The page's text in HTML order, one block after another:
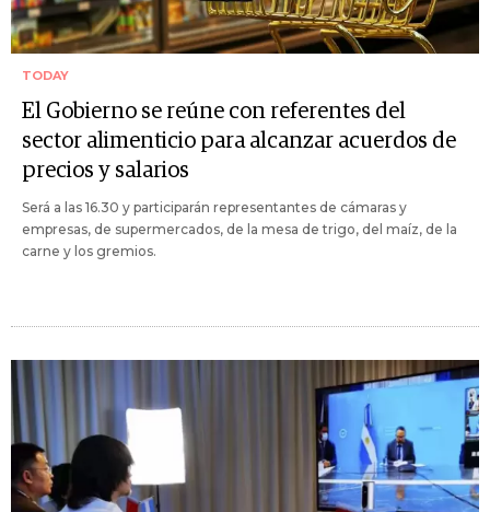
TODAY
El Gobierno se reúne con referentes del
sector alimenticio para alcanzar acuerdos de
precios y salarios
Será a las 16.30 y participarán representantes de cámaras y
empresas, de supermercados, de la mesa de trigo, del maíz, de la
carne y los gremios.